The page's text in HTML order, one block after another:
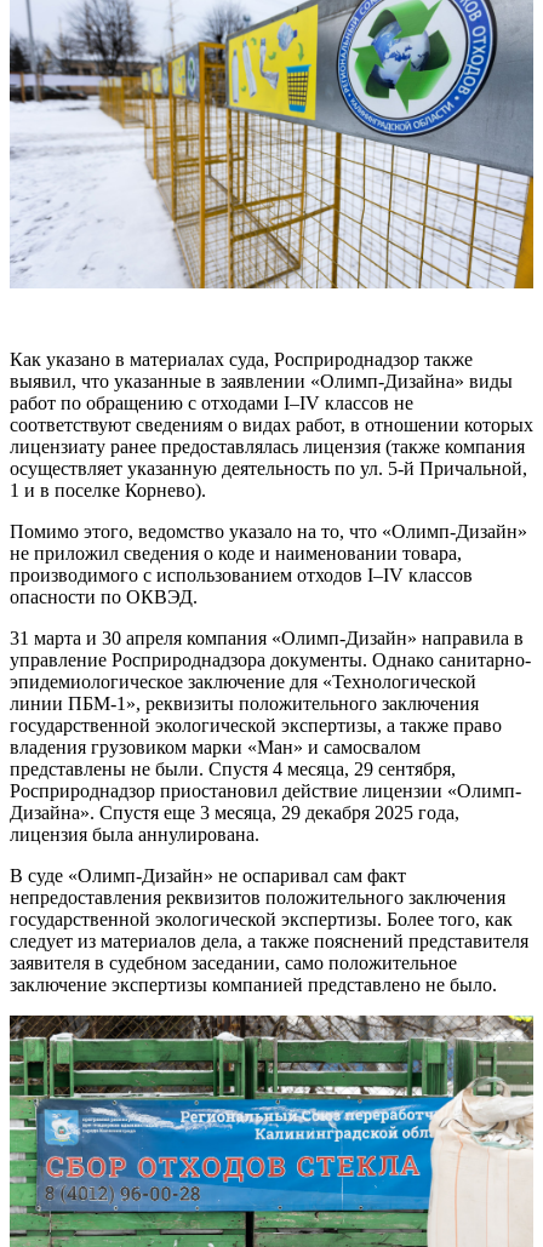
Как указано в материалах суда, Росприроднадзор также
выявил, что указанные в заявлении «Олимп-Дизайна» виды
работ по обращению с отходами I–IV классов не
соответствуют сведениям о видах работ, в отношении которых
лицензиату ранее предоставлялась лицензия (также компания
осуществляет указанную деятельность по ул. 5-й Причальной,
1 и в поселке Корнево).
Помимо этого, ведомство указало на то, что «Олимп-Дизайн»
не приложил сведения о коде и наименовании товара,
производимого с использованием отходов I–IV классов
опасности по ОКВЭД.
31 марта и 30 апреля компания «Олимп-Дизайн» направила в
управление Росприроднадзора документы. Однако санитарно-
эпидемиологическое заключение для «Технологической
линии ПБМ-1», реквизиты положительного заключения
государственной экологической экспертизы, а также право
владения грузовиком марки «Ман» и самосвалом
представлены не были. Спустя 4 месяца, 29 сентября,
Росприроднадзор приостановил действие лицензии «Олимп-
Дизайна». Спустя еще 3 месяца, 29 декабря 2025 года,
лицензия была аннулирована.
В суде «Олимп-Дизайн» не оспаривал сам факт
непредоставления реквизитов положительного заключения
государственной экологической экспертизы. Более того, как
следует из материалов дела, а также пояснений представителя
заявителя в судебном заседании, само положительное
заключение экспертизы компанией представлено не было.